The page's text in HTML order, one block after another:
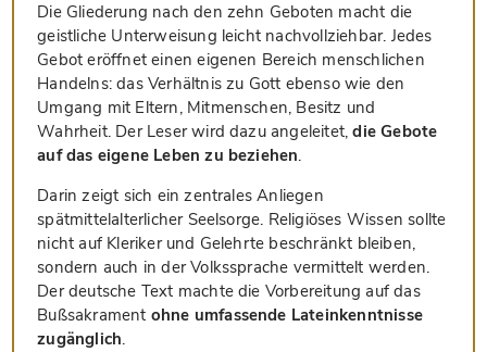
Die Gliederung nach den zehn Geboten macht die
geistliche Unterweisung leicht nachvollziehbar. Jedes
Gebot eröffnet einen eigenen Bereich menschlichen
Handelns: das Verhältnis zu Gott ebenso wie den
Umgang mit Eltern, Mitmenschen, Besitz und
Wahrheit. Der Leser wird dazu angeleitet,die Gebote
auf das eigene Leben zu beziehen.
Darin zeigt sich ein zentrales Anliegen
spätmittelalterlicher Seelsorge. Religiöses Wissen sollte
nicht auf Kleriker und Gelehrte beschränkt bleiben,
sondern auch in der Volkssprache vermittelt werden.
Der deutsche Text machte die Vorbereitung auf das
Bußsakrament ohne umfassende Lateinkenntnisse
zugänglich.